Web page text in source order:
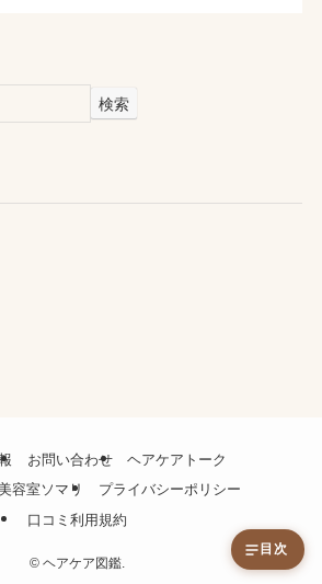
検索
お問い合わせ
ヘアケアトーク
容室ソマリ
プライバシーポリシー
口コミ利用規約
©ヘアケア図鑑.
目次